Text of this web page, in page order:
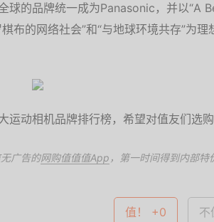
球的品牌统一成为Panasonic，并以“A
棋布的网络社会”和“与地球环境共存”为
运动相机品牌排行榜，希望对值友们选
广告的网购值值值App ，第一时间得到内部特
值！ +0 不